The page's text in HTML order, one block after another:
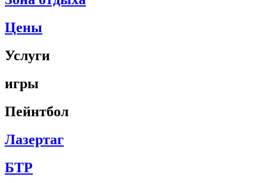
Цены
Услуги
игры
Пейнтбол
Лазертаг
БТР